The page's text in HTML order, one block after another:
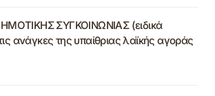
ΣΥΓΚΟΙΝΩΝΙΑΣ (ειδικά
ανάγκες της υπαίθριας λαϊκής αγοράς